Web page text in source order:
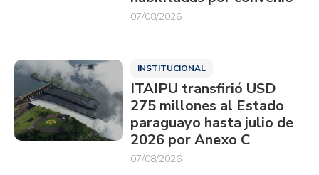
07/08/2026
INSTITUCIONAL
ITAIPU transfirió USD
275 millones al Estado
paraguayo hasta julio de
2026 por Anexo C
07/08/2026